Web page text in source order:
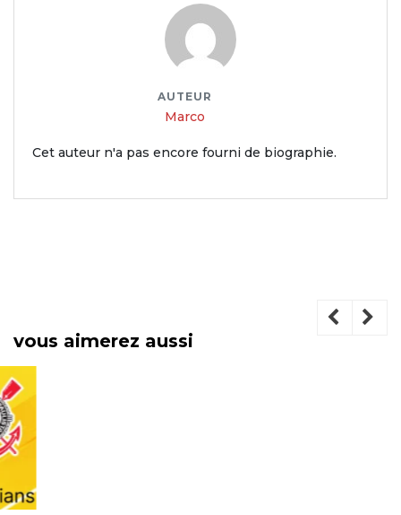
AUTEUR
Marco
Cet auteur n'a pas encore fourni de biographie.
vous aimerez aussi